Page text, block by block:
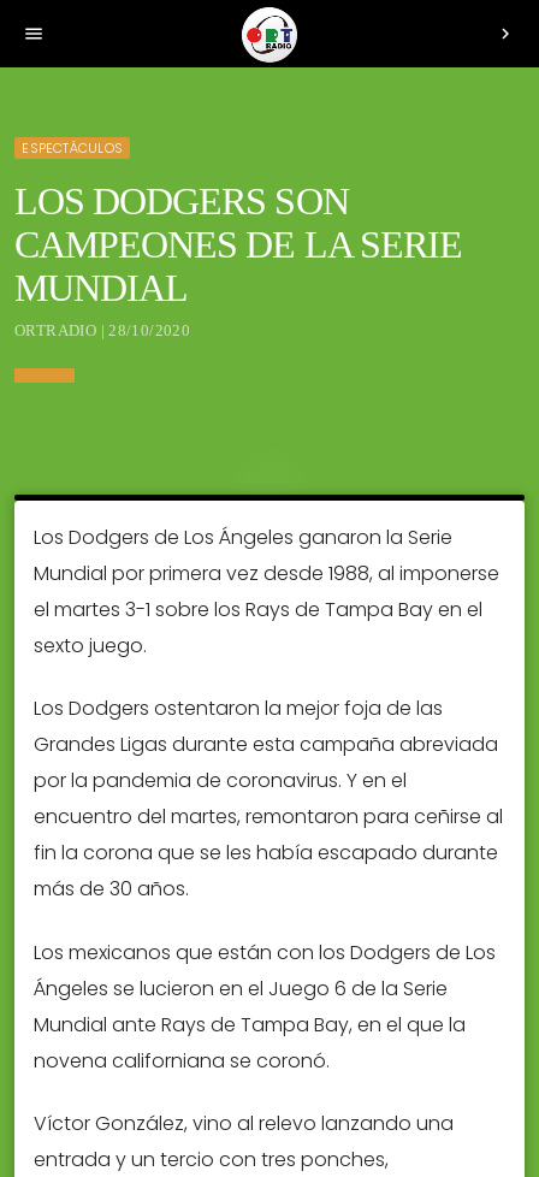
menu chevron_right
ESPECTÁCULOS
LOS DODGERS SON
CAMPEONES DE LA SERIE
MUNDIAL
ORTRADIO | 28/10/2020
Los Dodgers de Los Ángeles ganaron la Serie
Mundial por primera vez desde 1988, al imponerse
el martes 3-1 sobre los Rays de Tampa Bay en el
sexto juego.
Los Dodgers ostentaron la mejor foja de las
Grandes Ligas durante esta campaña abreviada
por la pandemia de coronavirus. Y en el
encuentro del martes, remontaron para ceñirse al
fin la corona que se les había escapado durante
más de 30 años.
Los mexicanos que están con los Dodgers de Los
Ángeles se lucieron en el Juego 6 de la Serie
Mundial ante Rays de Tampa Bay, en el que la
novena californiana se coronó.
Víctor González, vino al relevo lanzando una
entrada y un tercio con tres ponches,